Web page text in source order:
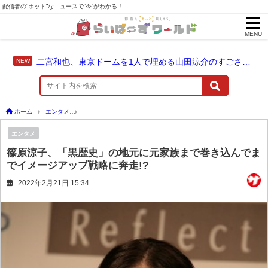
配信者の“ホット”なニュースで“今”がわかる！
MENU
ホーム エンタメ
エンタメ
篠原涼子、「黒歴史」の地元に元家族まで巻き込んでま
でイメージアップ戦略に奔走!?
2022年2月21日 15:34